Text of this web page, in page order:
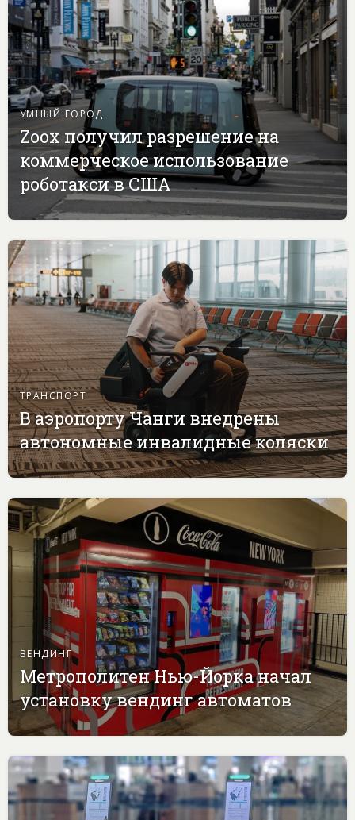
УМНЫЙ ГОРОД
Zoox получил разрешение на
коммерческое использование
роботакси в США
ТРАНСПОРТ
В аэропорту Чанги внедрены
автономные инвалидные коляски
ВЕНДИНГ
Метрополитен Нью-Йорка начал
установку вендинг автоматов